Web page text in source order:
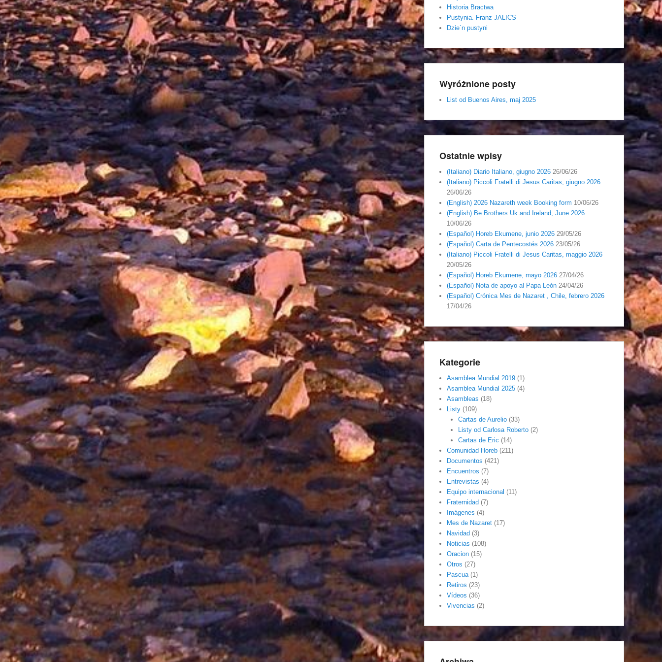
Historia Bractwa
Pustynia. Franz JALICS
Dzie´n pustyni
Wyróżnione posty
List od Buenos Aires, maj 2025
Ostatnie wpisy
(Italiano) Diario Italiano, giugno 2026 26/06/26
(Italiano) Piccoli Fratelli di Jesus Caritas, giugno 2026
26/06/26
(English) 2026 Nazareth week Booking form 10/06/26
(English) Be Brothers Uk and Ireland, June 2026
10/06/26
(Español) Horeb Ekumene, junio 2026 29/05/26
(Español) Carta de Pentecostés 2026 23/05/26
(Italiano) Piccoli Fratelli di Jesus Caritas, maggio 2026
20/05/26
(Español) Horeb Ekumene, mayo 2026 27/04/26
(Español) Nota de apoyo al Papa León 24/04/26
(Español) Crónica Mes de Nazaret , Chile, febrero 2026
17/04/26
Kategorie
Asamblea Mundial 2019 (1)
Asamblea Mundial 2025 (4)
Asambleas (18)
Listy (109)
Cartas de Aurelio(33)
Listy od Carlosa Roberto(2)
Cartas de Eric (14)
Comunidad Horeb (211)
Documentos (421)
Encuentros (7)
Entrevistas (4)
Equipo internacional (11)
Fraternidad (7)
Imágenes (4)
Mes de Nazaret (17)
Navidad (3)
Noticias (108)
Oracion (15)
Otros (27)
Pascua(1)
Retiros (23)
Vídeos (36)
Vivencias (2)